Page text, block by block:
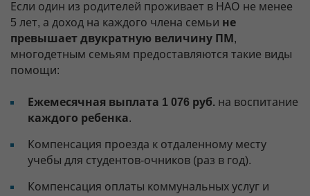
Если один из родителей проживает в НАО не менее
5 лет, а доход на каждого члена семьи не
превышает двукратную величину ПМ ,
многодетным семьям предоставляются такие виды
помощи:
Ежемесячная выплата 1 076 руб. на воспитание
каждого ребенка.
Компенсация проезда к отдаленному месту
учебы для студентов-очников (раз в год).
Компенсация оплаты коммунальных услуг и